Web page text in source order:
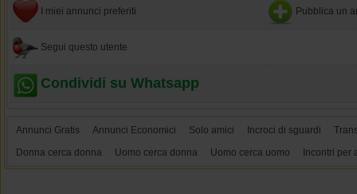
I miei annunci preferiti Pubblica un
Segui questo utente
Condividi su Whatsapp
Annunci Gratis Annunci Economici Solo amici Incroci di sguardi
Donna cerca donna
Uomo cerca donna Uomo cerca uomo Incontri per